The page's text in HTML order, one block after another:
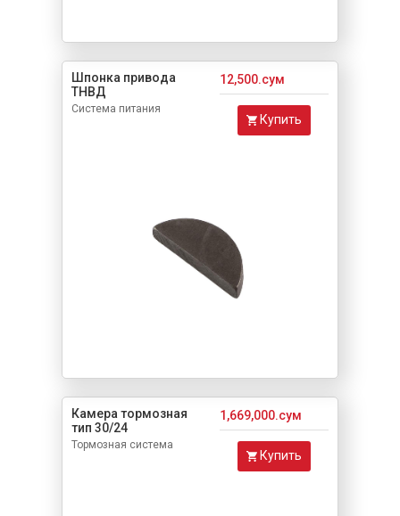
Шпонка привода
ТНВД
Система питания
12,500.сум
Купить
Камера тормозная
тип 30/24
Тормозная система
1,669,000.сум
Купить